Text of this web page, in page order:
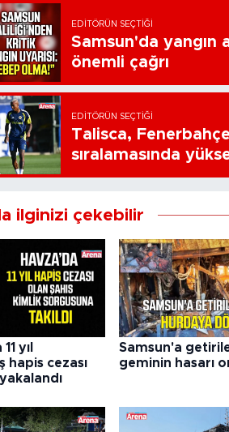
EDITÖRÜN SEÇTIĞI
Samsun'da yangın
önemli çağrı
EDITÖRÜN SEÇTIĞI
Talisca,
sıralamasında
ilginizi çekebilir
yıl
hapis cezası
Samsun'a
geminin hasarı